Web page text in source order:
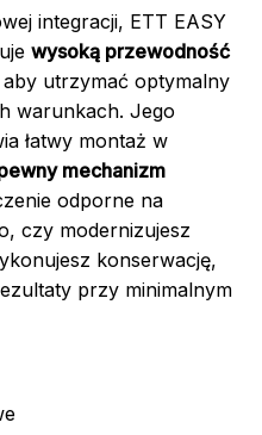
integracji, ETT EASY
wysoką przewodność
utrzymać optymalny
warunkach. Jego
łatwy montaż w
mechanizm
odporne na
czy modernizujesz
konserwację,
przy minimalnym